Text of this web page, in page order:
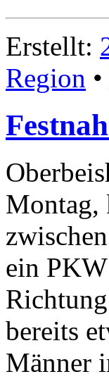
Erstellt:
Region •
Montag,
ein
bereits
Männer